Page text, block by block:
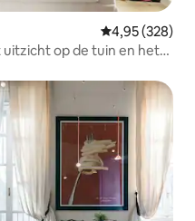
Gemiddelde
4,95 (328)
op de tuin en het